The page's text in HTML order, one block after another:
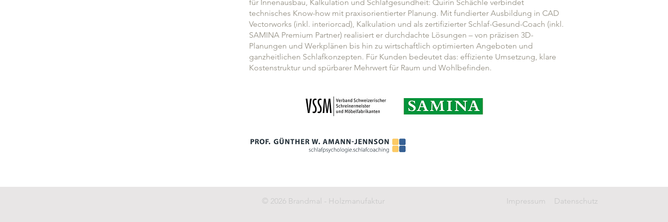
für Innenausbau, Kalkulation und Schlafgesundheit: Quirin Schächle verbindet
technisches Know-how mit praxisorientierter Planung. Mit fundierter Ausbildung in CAD
Vectorworks (inkl. interiorcad), Kalkulation und als zertifizierter Schlaf-Gesund-Coach (inkl.
SAMINA Premium Partner) realisiert er durchdachte Lösungen – von präzisen 3D-
Planungen und Werkplänen bis hin zu wirtschaftlich optimierten Angeboten und
ganzheitlichen Schlafkonzepten. Für Kunden bedeutet das: effiziente Umsetzung, klare
Kostenstruktur und spürbarer Mehrwert für Raum und Wohlbefinden.
© 2026 Brandmal - Holzmanufaktur Impressum Datenschutz